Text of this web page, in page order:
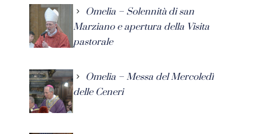
Omelia – Solennità di san
Marziano e apertura della Visita
pastorale
Omelia – Messa del Mercoledì
delle Ceneri